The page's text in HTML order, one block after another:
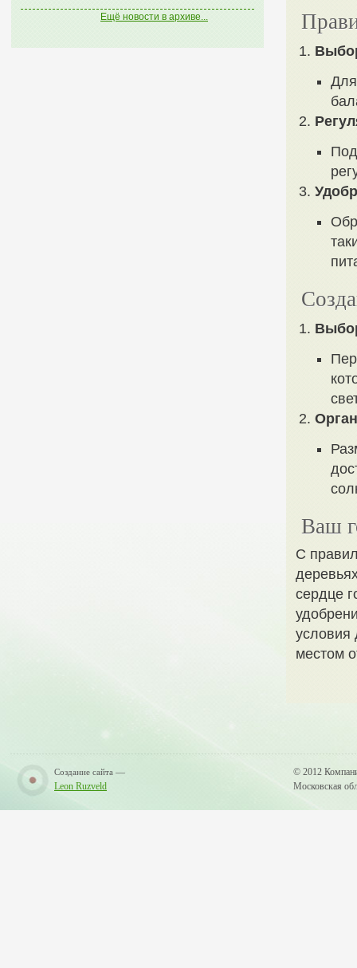
Ещё новости в архиве...
Ваш
С
сердце
условия
местом
Создание сайта —
Leon Ruzveld
© 2012
Московская